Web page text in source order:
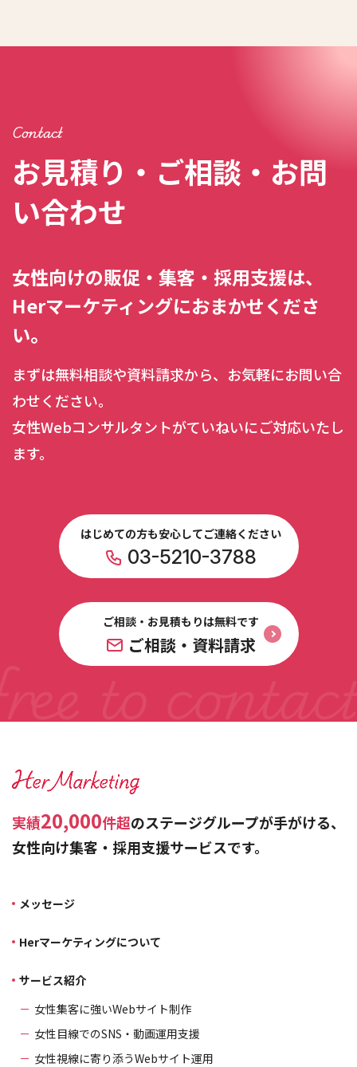
Contact
お見積り・ご相談・お問
い合わせ
女性向けの販促・集客・採用支援は、
Herマーケティングにおまかせくださ
い。
まずは無料相談や資料請求から、お気軽にお問い合
わせください。
女性Webコンサルタントがていねいにご対応いたし
ます。
はじめての方も安心してご連絡ください
03-5210-3788
ご相談・お見積もりは無料です
ご相談・資料請求
実績20,000件超のステージグループが手がける、
女性向け集客・採用支援サービスです。
メッセージ
Herマーケティングについて
サービス紹介
女性集客に強いWebサイト制作
女性目線でのSNS・動画運用支援
女性視線に寄り添うWebサイト運用